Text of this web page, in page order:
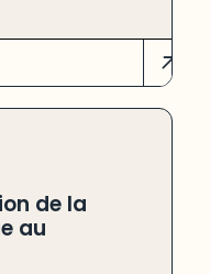
de la
au